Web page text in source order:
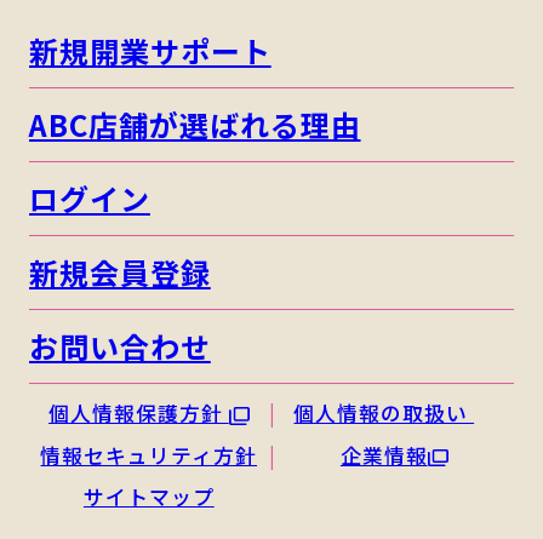
新規開業サポート
ABC店舗が選ばれる理由
ログイン
新規会員登録
お問い合わせ
個人情報保護方針
個人情報の取扱い
情報セキュリティ方針
企業情報
サイトマップ